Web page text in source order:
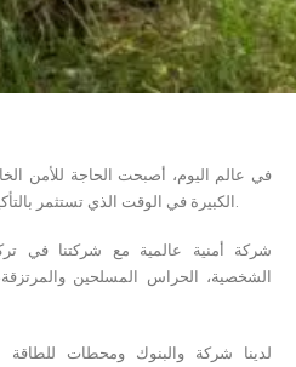
في عالم اليوم، أصبحت الحاجة للأمن
الكبيرة في الوقت الذي تستثمر بالتأكيد، يكتبون في تكاليف الأمن الخاصة.
شركة أمنية عالمية مع شركتنا في
الشخصية، الحراس المسلحين
لدينا شركة والبنوك ومحطات